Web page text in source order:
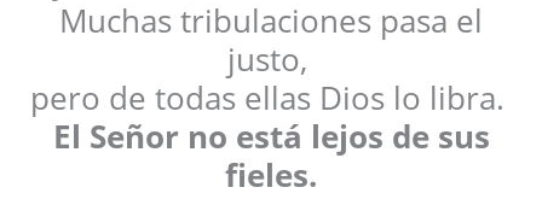
Muchas tribulaciones pasa el
justo,
pero de todas ellas Dios lo libra.
El Señor no está lejos de sus
fieles.